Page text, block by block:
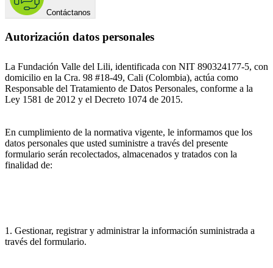
Contáctanos
Autorización datos personales
La Fundación Valle del Lili, identificada con NIT 890324177-5, con
domicilio en la Cra. 98 #18-49, Cali (Colombia), actúa como
Responsable del Tratamiento de Datos Personales, conforme a la
Ley 1581 de 2012 y el Decreto 1074 de 2015.
En cumplimiento de la normativa vigente, le informamos que los
datos personales que usted suministre a través del presente
formulario serán recolectados, almacenados y tratados con la
finalidad de:
1. Gestionar, registrar y administrar la información suministrada a
través del formulario.